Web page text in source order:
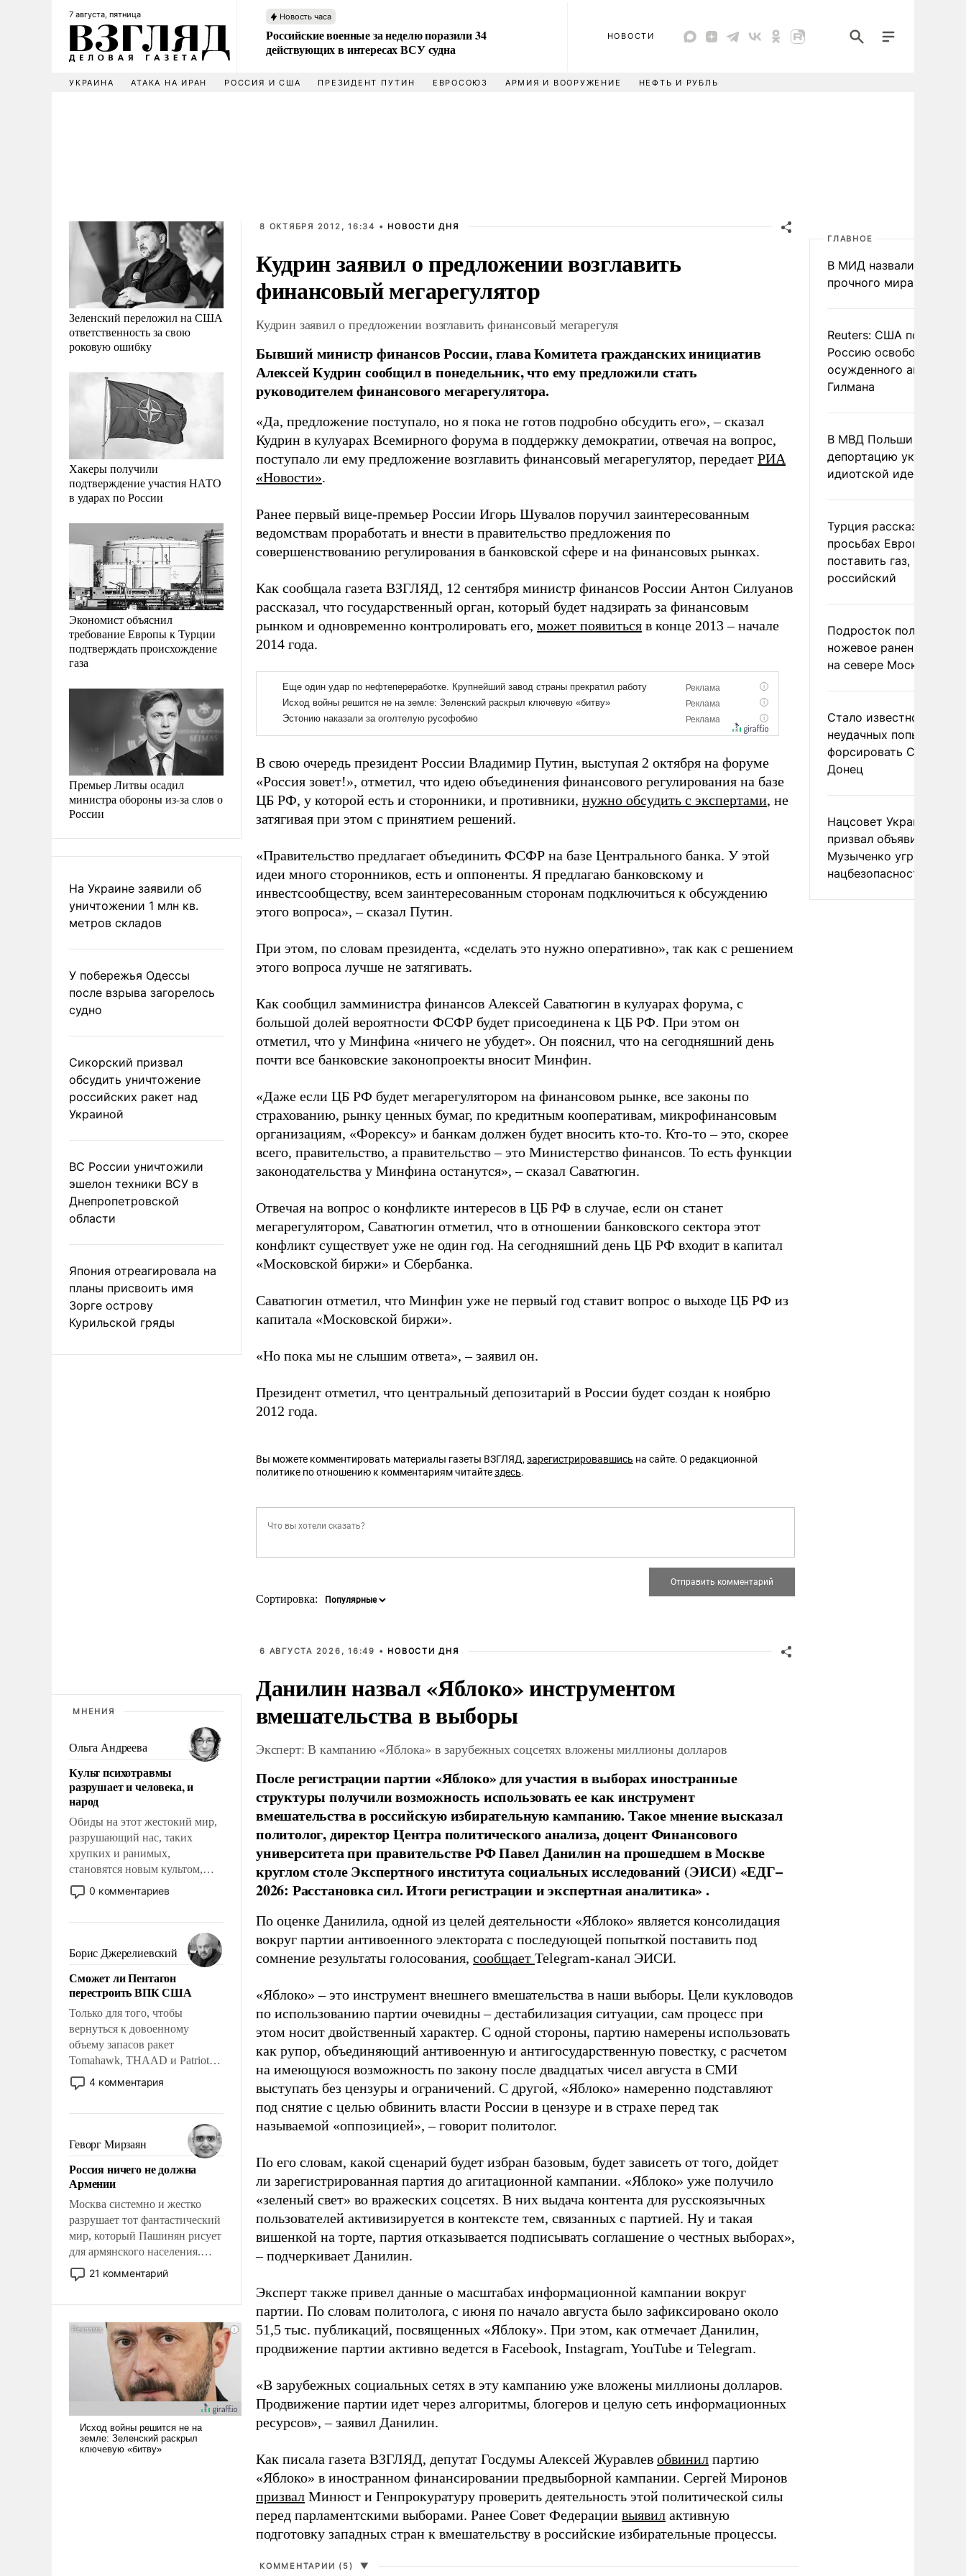
7 августа, пятница Новость часа
Российские военные за неделю поразили 34
действующих в интересах ВСУ судна
НОВОСТИ
УКРАИНА АТАКА НА ИРАН РОССИЯ И США ПРЕЗИДЕНТ ПУТИН ЕВРОСОЮЗ АРМИЯ И ВООРУЖЕНИЕ НЕФТЬ И РУБЛЬ
Зеленский переложил на США
ответственность за свою
роковую ошибку
Хакеры получили
подтверждение участия НАТО
в ударах по России
Экономист объяснил
требование Европы к Турции
подтверждать происхождение
газа
Премьер Литвы осадил
министра обороны из-за слов о
России
На Украине заявили об
уничтожении 1 млн кв.
метров складов
У побережья Одессы
после взрыва загорелось
судно
Сикорский призвал
обсудить уничтожение
российских ракет над
Украиной
ВС России уничтожили
эшелон техники ВСУ в
Днепропетровской
области
Япония отреагировала на
планы присвоить имя
Зорге острову
Курильской гряды
МНЕНИЯ
Ольга Андреева
Культ психотравмы
разрушает и человека, и
народ
Обиды на этот жестокий мир,
разрушающий нас, таких
хрупких и ранимых,
становятся новым культом,
постепенно вытесняя и
отменяя традиционное
мужественным и твердым под
ударами судьбы, брать на себя
ответственность, помогать
слабым, идти вперед и
адаптироваться.
0 комментариев
Борис Джерелиевский
Сможет ли Пентагон
перестроить ВПК США
Только для того, чтобы
вернуться к довоенному
объему запасов ракет
Tomahawk, THAAD и Patriot
США потребуется более трех
лет. Даже небольшая война с
Сложившаяся ситуация
означает многолетний период
уязвимости США, например,
перед Китаем.
4 комментария
Геворг Мирзаян
Россия ничего не должна
Армении
Москва системно и жестко
разрушает тот фантастический
мир, который Пашинян рисует
для армянского населения.
Мир, где политические
прожекты будут безусловно
налогоплательщиков и где
Еревану за свои поступки не
нужно отвечать.
21 комментарий
8 ОКТЯБРЯ 2012, 16:34 • НОВОСТИ ДНЯ
Кудрин заявил о предложении возглавить
финансовый мегарегулятор
Кудрин заявил о предложении возглавить финансовый мегарегуля
Бывший министр финансов России, глава Комитета гражданских инициатив
Алексей Кудрин сообщил в понедельник, что ему предложили стать
руководителем финансового мегарегулятора.
«Да, предложение поступало, но я пока не готов подробно обсудить его», – сказал
Кудрин в кулуарах Всемирного форума в поддержку демократии, отвечая на вопрос,
поступало ли ему предложение возглавить финансовый мегарегулятор, передает РИА
«Новости».
Ранее первый вице-премьер России Игорь Шувалов поручил заинтересованным
ведомствам проработать и внести в правительство предложения по
совершенствованию регулирования в банковской сфере и на финансовых рынках.
Как сообщала газета ВЗГЛЯД, 12 сентября министр финансов России Антон Силуанов
рассказал, что государственный орган, который будет надзирать за финансовым
рынком и одновременно контролировать его, может появиться в конце 2013 – начале
2014 года.
В свою очередь президент России Владимир Путин, выступая 2 октября на форуме
«Россия зовет!», отметил, что идею объединения финансового регулирования на базе
ЦБ РФ, у которой есть и сторонники, и противники, нужно обсудить с экспертами, не
затягивая при этом с принятием решений.
«Правительство предлагает объединить ФСФР на базе Центрального банка. У этой
идеи много сторонников, есть и оппоненты. Я предлагаю банковскому и
инвестсообществу, всем заинтересованным сторонам подключиться к обсуждению
этого вопроса», – сказал Путин.
При этом, по словам президента, «сделать это нужно оперативно», так как с решением
этого вопроса лучше не затягивать.
Как сообщил замминистра финансов Алексей Саватюгин в кулуарах форума, с
большой долей вероятности ФСФР будет присоединена к ЦБ РФ. При этом он
отметил, что у Минфина «ничего не убудет». Он пояснил, что на сегодняшний день
почти все банковские законопроекты вносит Минфин.
«Даже если ЦБ РФ будет мегарегулятором на финансовом рынке, все законы по
страхованию, рынку ценных бумаг, по кредитным кооперативам, микрофинансовым
организациям, «Форексу» и банкам должен будет вносить кто-то. Кто-то – это, скорее
всего, правительство, а правительство – это Министерство финансов. То есть функции
законодательства у Минфина останутся», – сказал Саватюгин.
Отвечая на вопрос о конфликте интересов в ЦБ РФ в случае, если он станет
мегарегулятором, Саватюгин отметил, что в отношении банковского сектора этот
конфликт существует уже не один год. На сегодняшний день ЦБ РФ входит в капитал
«Московской биржи» и Сбербанка.
Саватюгин отметил, что Минфин уже не первый год ставит вопрос о выходе ЦБ РФ из
капитала «Московской биржи».
«Но пока мы не слышим ответа», – заявил он.
Президент отметил, что центральный депозитарий в России будет создан к ноябрю
2012 года.
Вы можете комментировать материалы газеты ВЗГЛЯД, зарегистрировавшись на сайте. О редакционной
политике по отношению к комментариям читайтездесь.
Сортировка:
6 АВГУСТА 2026, 16:49 • НОВОСТИ ДНЯ
Данилин назвал «Яблоко» инструментом
вмешательства в выборы
Эксперт: В кампанию «Яблока» в зарубежных соцсетях вложены миллионы долларов
После регистрации партии «Яблоко» для участия в выборах иностранные
структуры получили возможность использовать ее как инструмент
вмешательства в российскую избирательную кампанию. Такое мнение высказал
политолог, директор Центра политического анализа, доцент Финансового
университета при правительстве РФ Павел Данилин на прошедшем в Москве
круглом столе Экспертного института социальных исследований (ЭИСИ) «ЕДГ–
2026: Расстановка сил. Итоги регистрации и экспертная аналитика» .
По оценке Данилила, одной из целей деятельности «Яблоко» является консолидация
вокруг партии антивоенного электората с последующей попыткой поставить под
сомнение результаты голосования, сообщает Telegram-канал ЭИСИ.
«Яблоко» – это инструмент внешнего вмешательства в наши выборы. Цели кукловодов
по использованию партии очевидны – дестабилизация ситуации, сам процесс при
этом носит двойственный характер. С одной стороны, партию намерены использовать
как рупор, объединяющий антивоенную и антигосударственную повестку, с расчетом
на имеющуюся возможность по закону после двадцатых чисел августа в СМИ
выступать без цензуры и ограничений. С другой, «Яблоко» намеренно подставляют
под снятие с целью обвинить власти России в цензуре и в страхе перед так
называемой «оппозицией», – говорит политолог.
По его словам, какой сценарий будет избран базовым, будет зависеть от того, дойдет
ли зарегистрированная партия до агитационной кампании. «Яблоко» уже получило
«зеленый свет» во вражеских соцсетях. В них выдача контента для русскоязычных
пользователей активизируется в контексте тем, связанных с партией. Ну и такая
вишенкой на торте, партия отказывается подписывать соглашение о честных выборах»,
– подчеркивает Данилин.
Эксперт также привел данные о масштабах информационной кампании вокруг
партии. По словам политолога, с июня по начало августа было зафиксировано около
51,5 тыс. публикаций, посвященных «Яблоку». При этом, как отмечает Данилин,
продвижение партии активно ведется в Facebook, Instagram, YouTube и Telegram.
«В зарубежных социальных сетях в эту кампанию уже вложены миллионы долларов.
Продвижение партии идет через алгоритмы, блогеров и целую сеть информационных
ресурсов», – заявил Данилин.
Как писала газета ВЗГЛЯД, депутат Госдумы Алексей Журавлев обвинил партию
«Яблоко» в иностранном финансировании предвыборной кампании. Сергей Миронов
призвал Минюст и Генпрокуратуру проверить деятельность этой политической силы
перед парламентскими выборами. Ранее Совет Федерации выявил активную
подготовку западных стран к вмешательству в российские избирательные процессы.
КОММЕНТАРИИ (5) ▼
ГЛАВНОЕ
В МИД назвали условия
прочного мира на
Reuters: США
Россию освободить
осужденного
Гилмана
В МВД Польши назвали
депортацию украинцев
идиотской идеей
Турция рассказала о
просьбах Европы
поставить газ, но не
российский
Подросток получил
ножевое ранение в
на севере Москвы
Стало известно о
неудачных попытках
форсировать
Донец
Нацсовет Украины по
призвал объявить
Музыченко угрозой
нацбезопасности